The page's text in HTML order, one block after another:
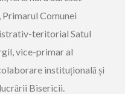
Comunei
teritorial Satul
vice-primar al
instituțională și
Bisericii.